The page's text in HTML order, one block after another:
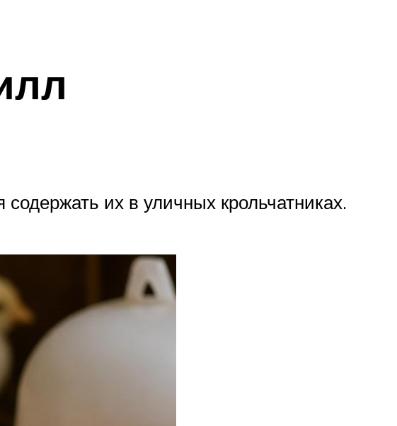
их в уличных крольчатниках.